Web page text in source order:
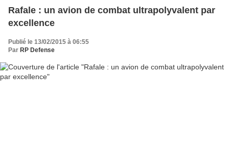
Rafale : un avion de combat ultrapolyvalent par
excellence
Publié le 13/02/2015 à 06:55
Par RP Defense